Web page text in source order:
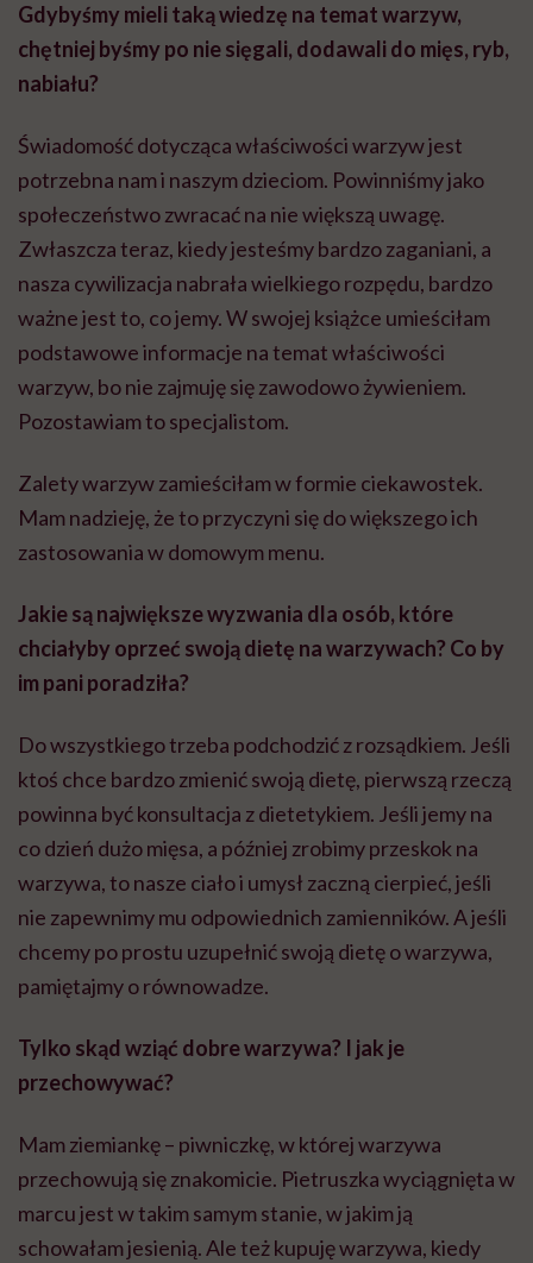
Gdybyśmy mieli taką wiedzę na temat warzyw,
chętniej byśmy po nie sięgali, dodawali do mięs, ryb,
nabiału?
Świadomość dotycząca właściwości warzyw jest
potrzebna nam i naszym dzieciom. Powinniśmy jako
społeczeństwo zwracać na nie większą uwagę.
Zwłaszcza teraz, kiedy jesteśmy bardzo zaganiani, a
nasza cywilizacja nabrała wielkiego rozpędu, bardzo
ważne jest to, co jemy. W swojej książce umieściłam
podstawowe informacje na temat właściwości
warzyw, bo nie zajmuję się zawodowo żywieniem.
Pozostawiam to specjalistom.
Zalety warzyw zamieściłam w formie ciekawostek.
Mam nadzieję, że to przyczyni się do większego ich
zastosowania w domowym menu.
Jakie są największe wyzwania dla osób, które
chciałyby oprzeć swoją dietę na warzywach? Co by
im pani poradziła?
Do wszystkiego trzeba podchodzić z rozsądkiem. Jeśli
ktoś chce bardzo zmienić swoją dietę, pierwszą rzeczą
powinna być konsultacja z dietetykiem. Jeśli jemy na
co dzień dużo mięsa, a później zrobimy przeskok na
warzywa, to nasze ciało i umysł zaczną cierpieć, jeśli
nie zapewnimy mu odpowiednich zamienników. A jeśli
chcemy po prostu uzupełnić swoją dietę o warzywa,
pamiętajmy o równowadze.
Tylko skąd wziąć dobre warzywa? I jak je
przechowywać?
Mam ziemiankę – piwniczkę, w której warzywa
przechowują się znakomicie. Pietruszka wyciągnięta w
marcu jest w takim samym stanie, w jakim ją
schowałam jesienią. Ale też kupuję warzywa, kiedy